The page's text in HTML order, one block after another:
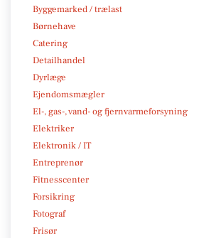
Byggemarked / trælast
Børnehave
Catering
Detailhandel
Dyrlæge
Ejendomsmægler
El-, gas-, vand- og fjernvarmeforsyning
Elektriker
Elektronik / IT
Entreprenør
Fitnesscenter
Forsikring
Fotograf
Frisør